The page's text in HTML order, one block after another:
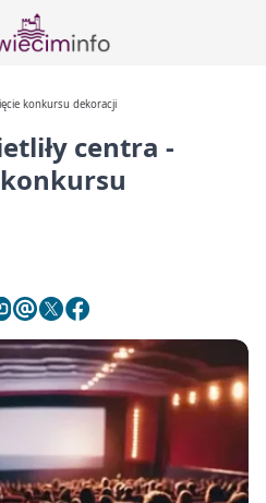
konkursu dekoracji
centra -